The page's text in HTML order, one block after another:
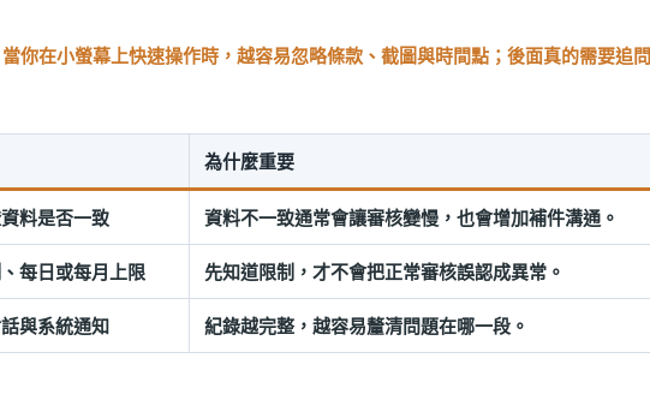
你在小螢幕上快速操作時，越容易忽略條款、截圖與時間點；後面真的需要追問
為什麼重要
料是否一致 資料不一致通常會讓審核變慢，也會增加補件溝通。
每日或每月上限 先知道限制，才不會把正常審核誤認成異常。
與系統通知 紀錄越完整，越容易釐清問題在哪一段。